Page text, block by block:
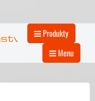
Produkty
Menu